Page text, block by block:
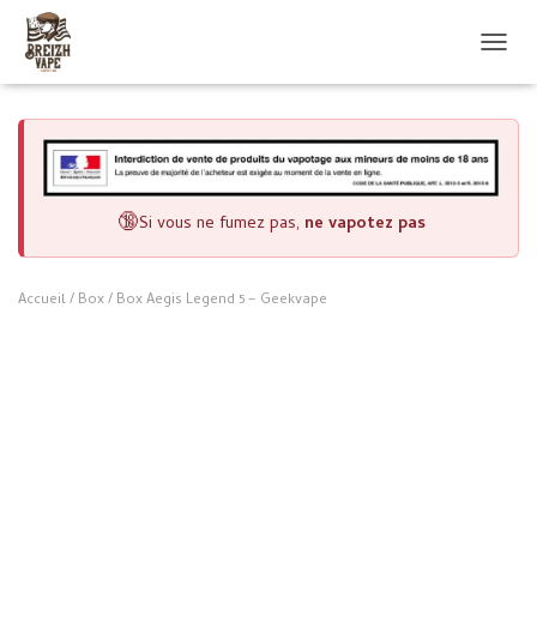
🔞Si vous ne fumez pas, ne vapotez pas
Accueil/ Box/ Box Aegis Legend 5 – Geekvape